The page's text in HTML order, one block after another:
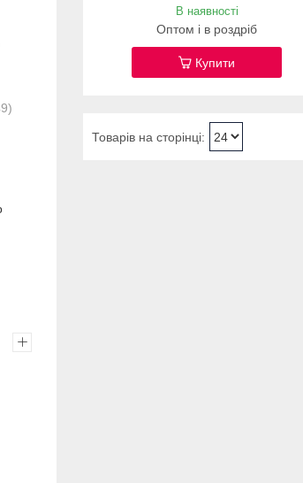
В наявності
Оптом і в роздріб
Купити